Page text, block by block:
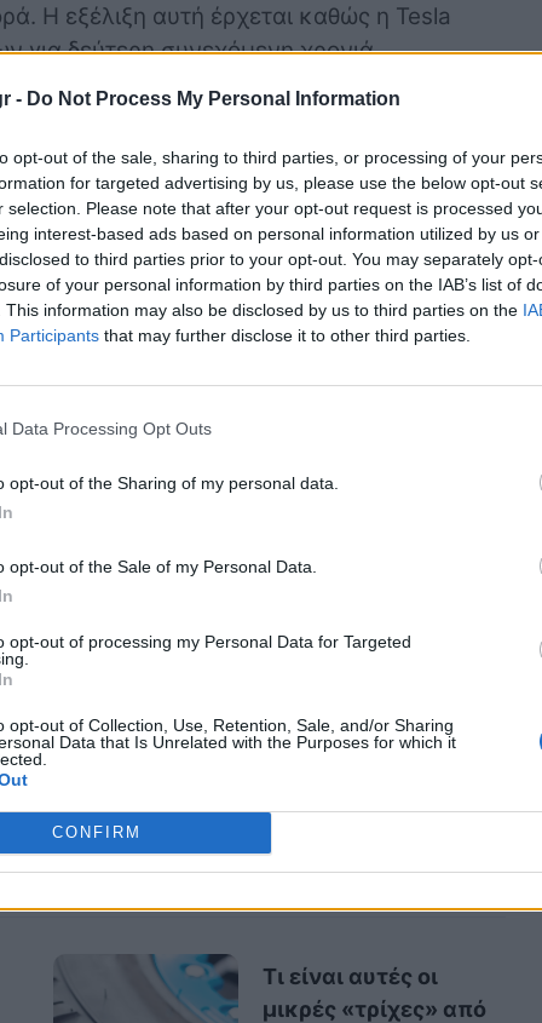
- Do Not Process My Personal Information
opt-out of the sale, sharing to third parties, or processing of your
for targeted advertising by us, please use the below opt-out
selection. Please note that after your opt-out request is processed
interest-based ads based on personal information utilized by us
to third parties prior to your opt-out. You may separately
of your personal information by third parties on the IAB’s list of
This information may also be disclosed by us to third parties on the
Participants that may further disclose it to other third parties.
Data Processing Opt Outs
opt-out of the Sharing of my personal data.
opt-out of the Sale of my Personal Data.
opt-out of processing my Personal Data for Targeted
opt-out of Collection, Use, Retention, Sale, and/or Sharing
Data that Is Unrelated with the Purposes for which it
CONFIRM
Η εξέλιξη αυτή έρχεται καθώς η Tesla
για δεύτερη συνεχόμενη χρονιά.
Alpina:
Η εμβληματική μάρκα
υπό τον πλήρη έλεγχο της BMW. Αυτή
συνεργασία των δύο εταιρειών και
μερικών από τα πιο ξεχωριστά
στις ειδικές παραγγελίες: Με τη ζήτηση
μειώνεται, η Rolls-Royce στρέφει την
καλύτερα: τη δημιουργία υπερπολυτελών,
για τους πλουσιότερους πελάτες του
Revero:Το Karma Revero, το αυτοκίνητο που
του Fisker Karma, σταματά επίσημα την
θα συνεχιστεί μέσα από ένα νέο
Gysera.
Audi: Η Audi προχώρησε σε ανάκληση
γκάμας του 2025, συμπεριλαμβανομένων
των σειρών A και S. Η ανάκληση αφορά
μηχανισμός κλειδώματος της ζώνης
σωστά ένα παιδικό κάθισμα.
Soon: TDS
the-new-mitsubishi-montero-is-debuting-
Τι είναι αυτές οι
μικρές «τρίχες» από